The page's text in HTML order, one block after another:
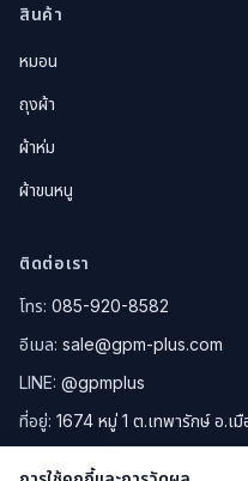
สินค้า
หมอน
ถุงผ้า
ผ้าห่ม
ผ้าขนหนู
ติดต่อเรา
โทร: 085-920-8582
อีเมล: sale@gpm-plus.com
LINE: @gpmplus
ที่อยู่: 1674 หมู่ 1 ต.เทพารักษ์ อ.เ